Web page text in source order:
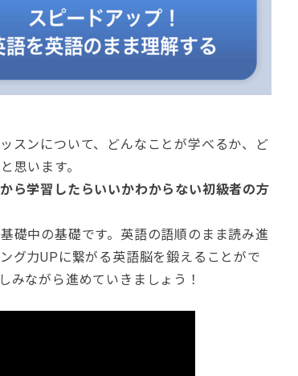
ッスンについて、どんなことが学べるか、ど
思います。
ら学習したらいいかわからない初級者の方
礎中の基礎です。英語の語順のまま読み進
グ力UPに繋がる英語脳を鍛えることがで
みながら進めていきましょう！